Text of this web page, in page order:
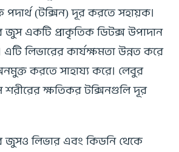
পদার্থ (টক্সিন) দূর করতে সহায়ক।
জুস একটি প্রাকৃতিক ডিটক্স উপাদান
লিভারের কার্যক্ষমতা উন্নত করে
করতে সাহায্য করে। লেবুর
শরীরের ক্ষতিকর টক্সিনগুলি দূর
জুসও লিভার এবং কিডনি থেকে